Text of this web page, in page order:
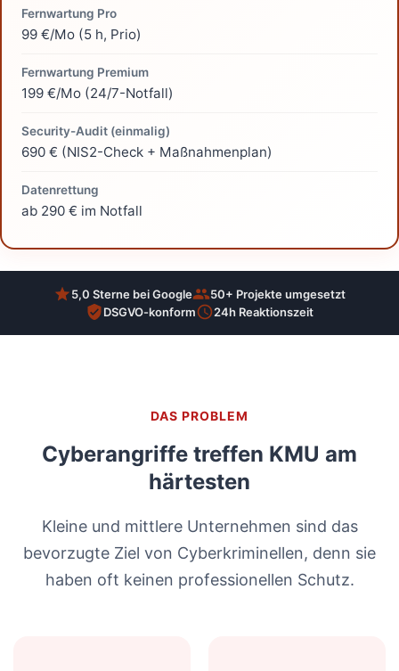
Fernwartung Pro
99 €/Mo (5 h, Prio)
Fernwartung Premium
199 €/Mo (24/7-Notfall)
Security-Audit (einmalig)
690 € (NIS2-Check + Maßnahmenplan)
Datenrettung
ab 290 € im Notfall
5,0 Sterne bei Google
50+ Projekte umgesetzt
DSGVO-konform
24h Reaktionszeit
DAS PROBLEM
Cyberangriffe treffen KMU am
härtesten
Kleine und mittlere Unternehmen sind das
bevorzugte Ziel von Cyberkriminellen, denn sie
haben oft keinen professionellen Schutz.